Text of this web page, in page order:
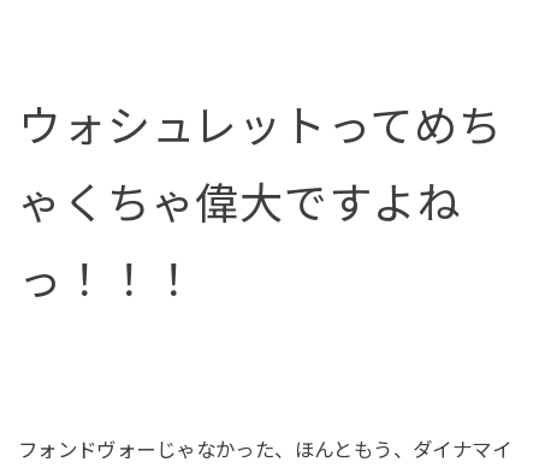
ウォシュレットってめち
ゃくちゃ偉大ですよね
っ！！！
フォンドヴォーじゃなかった、ほんともう、ダイナマイ